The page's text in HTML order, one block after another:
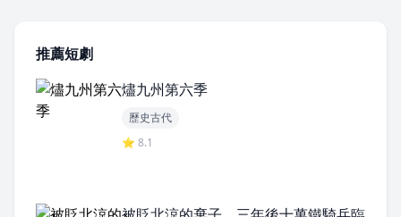
推薦短劇
燼九州第六季
歷史古代
⭐ 8.1